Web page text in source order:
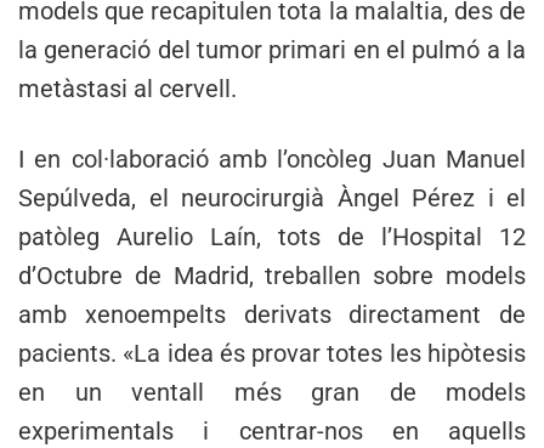
models que recapitulen tota la malaltia, des de
la generació del tumor primari en el pulmó a la
metàstasi al cervell.
I en col·laboració amb l’oncòleg Juan Manuel
Sepúlveda, el neurocirurgià Àngel Pérez i el
patòleg Aurelio Laín, tots de l’Hospital 12
d’Octubre de Madrid, treballen sobre models
amb xenoempelts derivats directament de
pacients. «La idea és provar totes les hipòtesis
en un ventall més gran de models
experimentals i centrar-nos en aquells